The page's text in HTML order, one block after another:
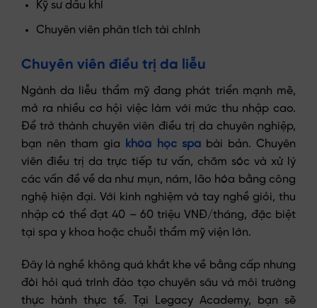
Kỹ sư dầu khí
Chuyên viên phân tích tài chính
Chuyên viên điều trị da liễu
Ngành da liễu thẩm mỹ đang phát triển mạnh mẽ,
mở ra nhiều cơ hội việc làm với mức thu nhập cao.
Để trở thành chuyên viên điều trị da chuyên nghiệp,
bạn nên tham gia
khóa học spabài bản. Chuyên
viên điều trị da trực tiếp tư vấn, chăm sóc và xử lý
các vấn đề về da như mụn, nám, lão hóa bằng công
nghệ hiện đại. Với kinh nghiệm và tay nghề giỏi, thu
nhập có thể đạt 40 – 60 triệu VNĐ/tháng, đặc biệt
tại spa y khoa hoặc chuỗi thẩm mỹ viện lớn.
Đây là nghề không quá khắt khe về bằng cấp nhưng
đòi hỏi quá trình đào tạo chuyên sâu và môi trường
thực hành thực tế. Tại Legacy Academy, bạn sẽ